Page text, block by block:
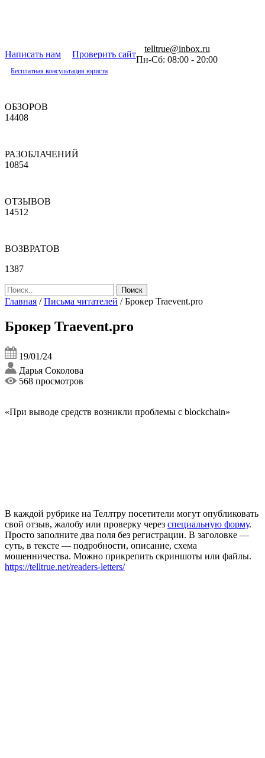
Написать нам Проверить сайт
telltrue@inbox.ru
Пн-Сб: 08:00 - 20:00
Бесплатная консультация юриста
ОБЗОРОВ
14408
РАЗОБЛАЧЕНИЙ
10854
ОТЗЫВОВ
14512
ВОЗВРАТОВ
1387
Главная /Письма читателей /Брокер Traevent.pro
Брокер Traevent.pro
19/01/24
Дарья Соколова
568 просмотров
«При выводе средств возникли проблемы с blockchain»
В каждой рубрике на Теллтру посетители могут опубликовать
свой отзыв, жалобу или проверку через специальную форму.
Просто заполните два поля без регистрации. В заголовке —
суть, в тексте — подробности, описание, схема
мошенничества. Можно прикрепить скриншоты или файлы.
https://telltrue.net/readers-letters/